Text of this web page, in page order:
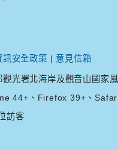
訊安全政策 | 意見信箱
光署北海岸及觀音山國家
44+、Firefox 39+、
訪客